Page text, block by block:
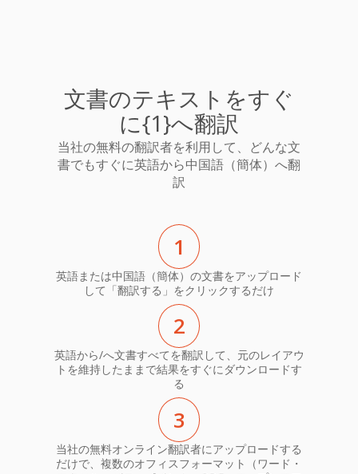
文書のテキストをすぐ
に{1}へ翻訳
当社の無料の翻訳者を利用して、どんな文
書でもすぐに英語から中国語（簡体）へ翻
訳
1
英語または中国語（簡体）の文書をアップロード
して「翻訳する」をクリックするだけ
2
英語から/へ文書すべてを翻訳して、元のレイアウ
トを維持したままで結果をすぐにダウンロードす
る
3
当社の無料オンライン翻訳者にアップロードする
だけで、複数のオフィスフォーマット（ワード・